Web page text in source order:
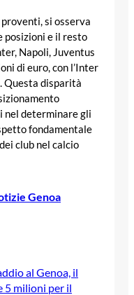
si osserva
posizioni e il resto
Napoli, Juventus
di euro, con l’Inter
Questa disparità
determinare gli
fondamentale
club nel calcio
Genoa
al Genoa, il
5 milioni per il